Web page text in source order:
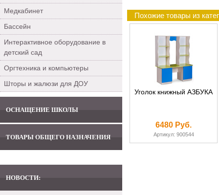
Медкабинет
Бассейн
Интерактивное оборудование в
детский сад
Оргтехника и компьютеры
Шторы и жалюзи для ДОУ
ОСНАЩЕНИЕ ШКОЛЫ
ТОВАРЫ ОБЩЕГО НАЗНАЧЕНИЯ
НОВОСТИ:
Похожие товары из
Уголок книжный АЗБУКА
6480 Руб.
Артикул: 900544